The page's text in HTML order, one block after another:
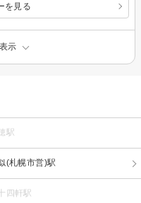
を見る
示
駅
(札幌市営)駅
四軒駅